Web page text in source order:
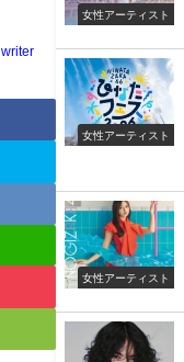
writer
女性アーティスト
女性アーティスト
女性アーティスト